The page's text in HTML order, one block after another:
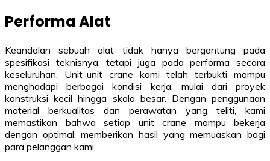
Performa Alat
Keandalan sebuah alat tidak hanya bergantung pada
spesifikasi teknisnya, tetapi juga pada performa secara
keseluruhan. Unit-unit crane kami telah terbukti mampu
menghadapi berbagai kondisi kerja, mulai dari proyek
konstruksi kecil hingga skala besar. Dengan penggunaan
material berkualitas dan perawatan yang teliti, kami
memastikan bahwa setiap unit crane mampu bekerja
dengan optimal, memberikan hasil yang memuaskan bagi
para pelanggan kami.